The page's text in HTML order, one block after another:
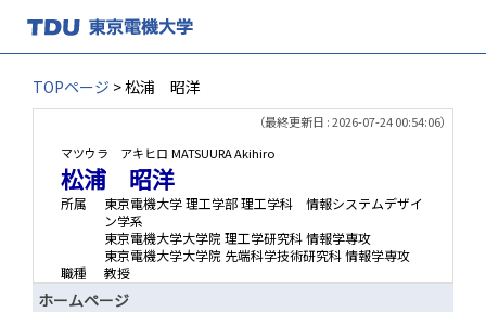
TOPページ > 松浦 昭洋
（最終更新日 : 2026-07-24 00:54:06）
マツウラ アキヒロ MATSUURA Akihiro
松浦 昭洋
所属
東京電機大学 理工学部 理工学科 情報システムデザイ
ン学系
東京電機大学大学院 理工学研究科 情報学専攻
東京電機大学大学院 先端科学技術研究科 情報学専攻
職種
教授
ホームページ